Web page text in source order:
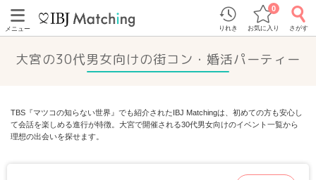
メニュー りれき お気に入り
0
さがす
大宮の30代男女向けの街コン・婚活パーティー
TBS『マツコの知らない世界』でも紹介されたIBJ Matchingは、初めての方も安心し
て会話を楽しめる進行が特徴。大宮で開催される30代男女向けのイベント一覧から
理想の出会いを探せます。